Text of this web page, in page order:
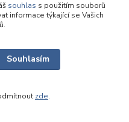
souhlas s použitím souborů
informace týkající se Vašich
Souhlasím
zde.